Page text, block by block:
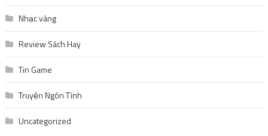
Nhạc vàng
Review Sách Hay
Tin Game
Truyện Ngôn Tình
Uncategorized